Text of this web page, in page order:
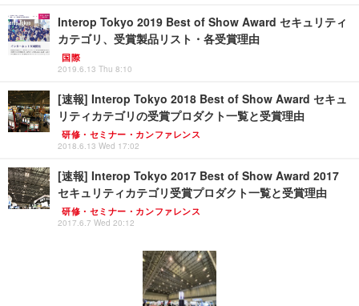
Interop Tokyo 2019 Best of Show Award セキュリティ
カテゴリ、受賞製品リスト・各受賞理由
国際
2019.6.13 Thu 8:10
[速報] Interop Tokyo 2018 Best of Show Award セキュ
リティカテゴリの受賞プロダクト一覧と受賞理由
研修・セミナー・カンファレンス
2018.6.13 Wed 17:02
[速報] Interop Tokyo 2017 Best of Show Award 2017
セキュリティカテゴリ受賞プロダクト一覧と受賞理由
研修・セミナー・カンファレンス
2017.6.7 Wed 20:12